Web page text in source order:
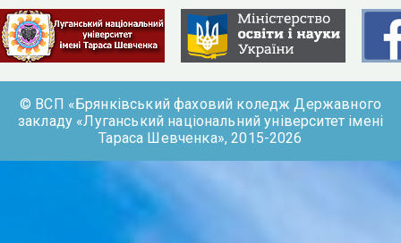
© ВСП «Брянківський фаховий коледж Державного
закладу «Луганський національний університет імені
Тараса Шевченка», 2015-2026